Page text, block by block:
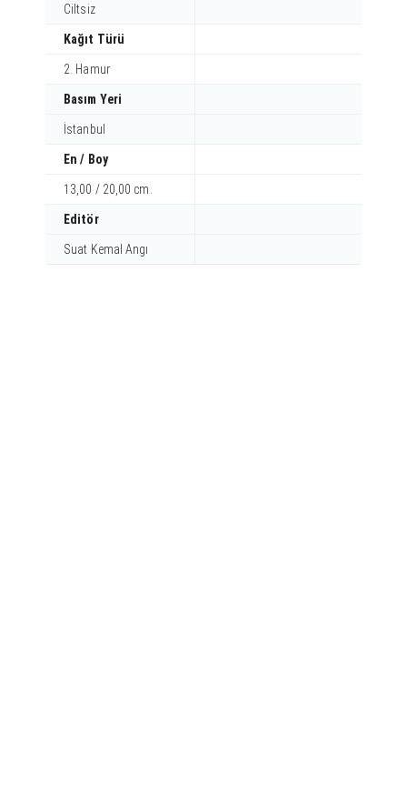
Ciltsiz
Kağıt Türü
2. Hamur
Basım Yeri
İstanbul
En / Boy
13,00 / 20,00 cm.
Editör
Suat Kemal Angı